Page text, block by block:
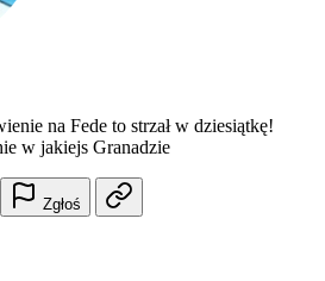
na Fede to strzał w dziesiątkę!
w jakiejs Granadzie
Zgłoś